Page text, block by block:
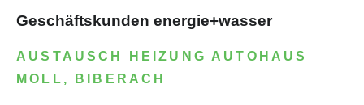
Geschäftskunden energie+wasser
AUSTAUSCH HEIZUNG AUTOHAUS
MOLL, BIBERACH